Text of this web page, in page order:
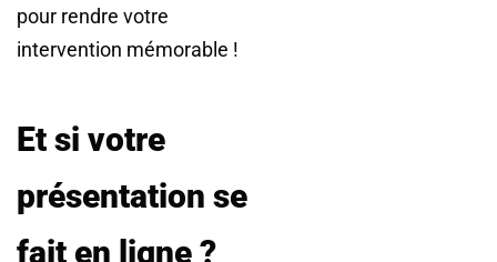
pour rendre votre
intervention mémorable !
Et si votre
présentation se
fait en ligne ?